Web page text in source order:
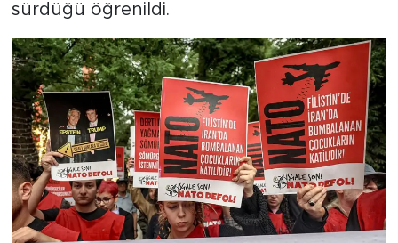
sürdüğü öğrenildi.